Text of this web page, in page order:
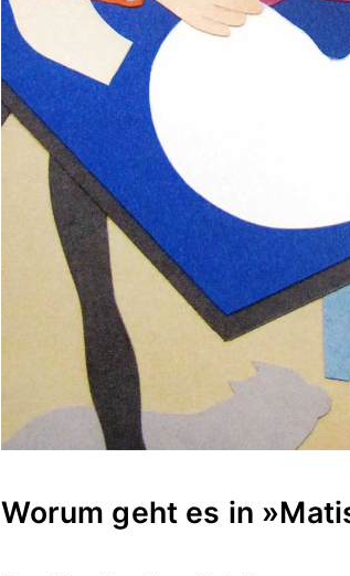
Worum geht es in